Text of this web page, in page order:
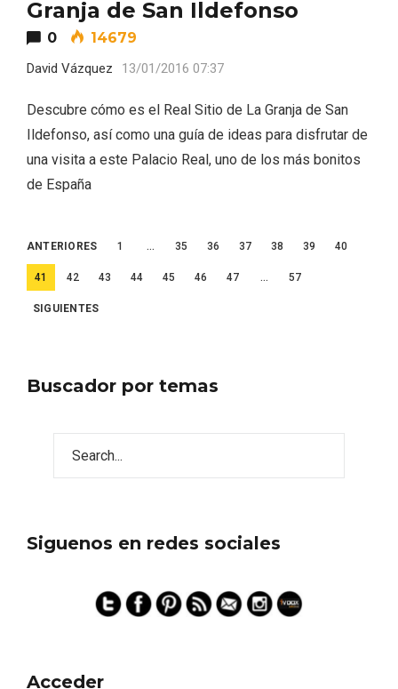
Granja de San Ildefonso
0 14679
David Vázquez 13/01/2016 07:37
Descubre cómo es el Real Sitio de La Granja de San
Ildefonso, así como una guía de ideas para disfrutar de
una visita a este Palacio Real, uno de los más bonitos
de España
Paginación
de
entradas
ANTERIORES 1 … 35 36 37 38 39 40
41 42 43 44 45 46 47 … 57
SIGUIENTES
Buscador por temas
Siguenos en redes sociales
Acceder